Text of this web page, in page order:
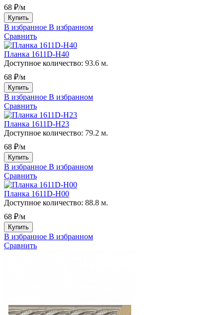
68 ₽/м
Купить
В избранное В избранном
Сравнить
Планка 1611D-H40
Доступное количество: 93.6 м.
68 ₽/м
Купить
В избранное В избранном
Сравнить
Планка 1611D-H23
Доступное количество: 79.2 м.
68 ₽/м
Купить
В избранное В избранном
Сравнить
Планка 1611D-H00
Доступное количество: 88.8 м.
68 ₽/м
Купить
В избранное В избранном
Сравнить